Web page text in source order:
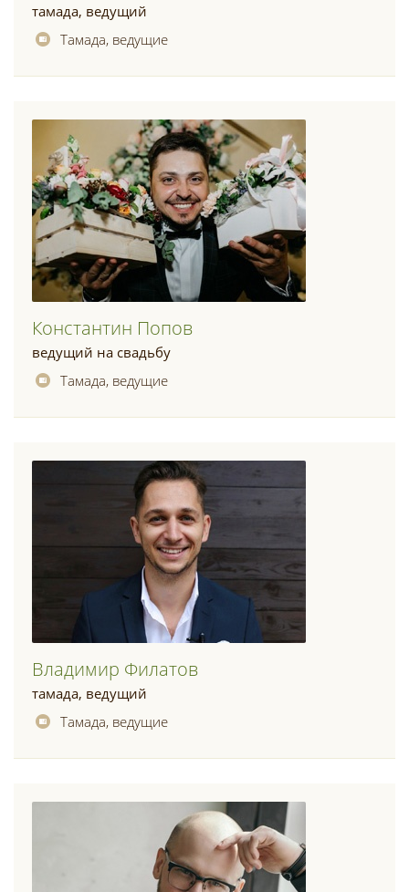
тамада, ведущий
Тамада, ведущие
Константин Попов
ведущий на свадьбу
Тамада, ведущие
Владимир Филатов
тамада, ведущий
Тамада, ведущие